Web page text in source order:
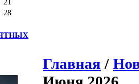
21
28
Главная /